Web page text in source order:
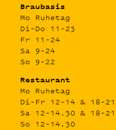
Braubasis
Mo Ruhetag
Di–Do 11–23
Fr 11–24
Sa 9–24
So 9–22
Restaurant
Mo Ruhetag
Di–Fr 12–14 & 18–21
Sa 12–14.30 & 18–21
So 12–14.30